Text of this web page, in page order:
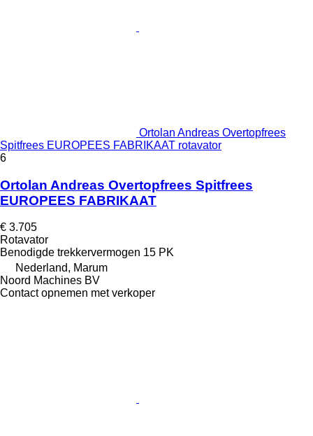
Ortolan Andreas Overtopfrees
Spitfrees EUROPEES FABRIKAAT rotavator
6
Ortolan Andreas Overtopfrees Spitfrees
EUROPEES FABRIKAAT
€ 3.705
Rotavator
Benodigde trekkervermogen 15 PK
Nederland, Marum
Noord Machines BV
Contact opnemen met verkoper